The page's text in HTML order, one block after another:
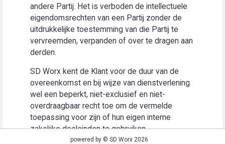
andere Partij. Het is verboden de intellectuele
eigendomsrechten van een Partij zonder de
uitdrukkelijke toestemming van die Partij te
vervreemden, verpanden of over te dragen aan
derden.
SD Worx kent de Klant voor de duur van de
overeenkomst en bij wijze van dienstverlening
wel een beperkt, niet-exclusief en niet-
overdraagbaar recht toe om de vermelde
toepassing voor zijn of hun eigen interne
zakelijke doeleinden te gebruiken
(“Gebruiksrecht”).powered by © SD Worx 2026